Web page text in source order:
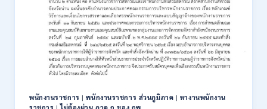
แบบ
พิเศษ
111
อัตรา
/
ปวส.
ป.ตรี
พนักงานราชการ |พนักงานราชการ ส่วนภูมิภาค | หางานพนักงาน